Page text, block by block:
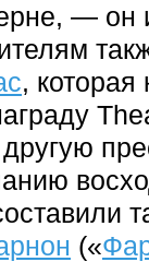
— он
, которая
(«